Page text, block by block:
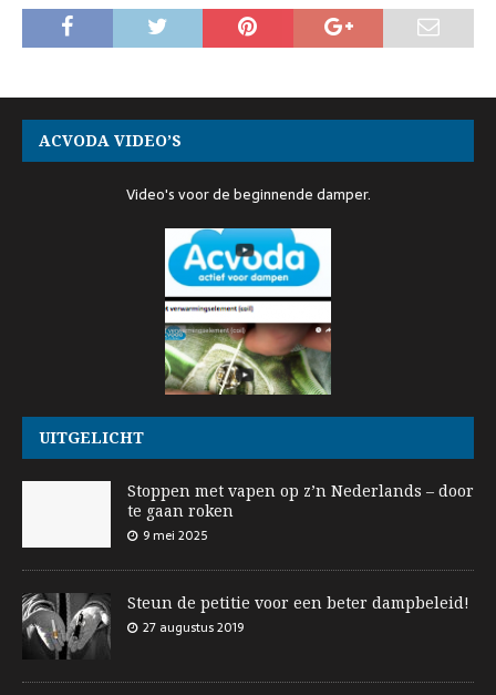
ACVODA VIDEO’S
Video's voor de beginnende damper.
UITGELICHT
Stoppen met vapen op z’n Nederlands – door
te gaan roken
9 mei 2025
Steun de petitie voor een beter dampbeleid!
27 augustus 2019